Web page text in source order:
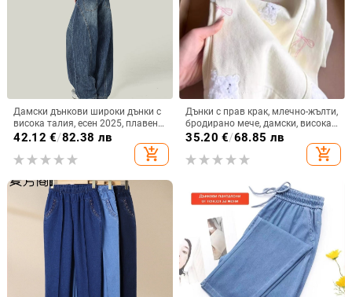
Дамски дънкови широки дънки с
висока талия, есен 2025, плавен
силует
42.12 €/82.38 лв
add_shopping_cart
Дънки с прав крак, млечно-жълти,
бродирано мече, дамски, висока
талия, деним, ежедневни
35.20 €/68.85 лв
add_shopping_cart